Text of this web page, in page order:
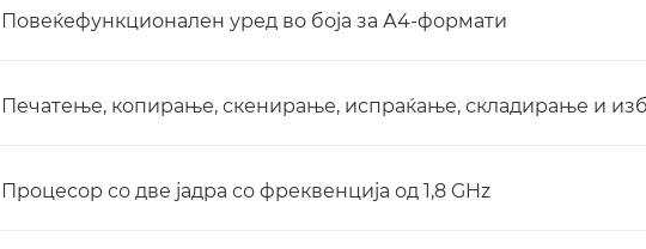
Повеќефункционален уред во боја за А4-формати
Печатење, копирање, скенирање, испраќање, складирање и
Процесор со две јадра со фреквенција од 1,8 GHz